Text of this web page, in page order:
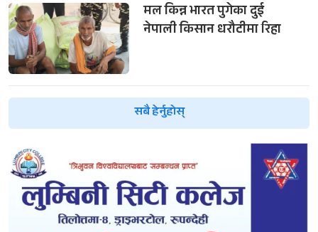
मल किन्न भारत पुगेका दुई
नेपाली किसान धरौटीमा रिहा
सबै हेर्नुहोस्